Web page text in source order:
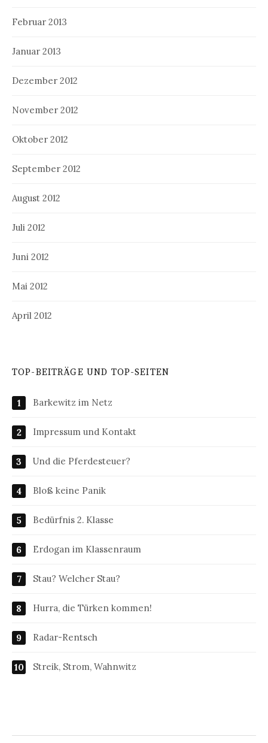
Februar 2013
Januar 2013
Dezember 2012
November 2012
Oktober 2012
September 2012
August 2012
Juli 2012
Juni 2012
Mai 2012
April 2012
TOP-BEITRÄGE UND TOP-SEITEN
Barkewitz im Netz
Impressum und Kontakt
Und die Pferdesteuer?
Bloß keine Panik
Bedürfnis 2. Klasse
Erdogan im Klassenraum
Stau? Welcher Stau?
Hurra, die Türken kommen!
Radar-Rentsch
Streik, Strom, Wahnwitz